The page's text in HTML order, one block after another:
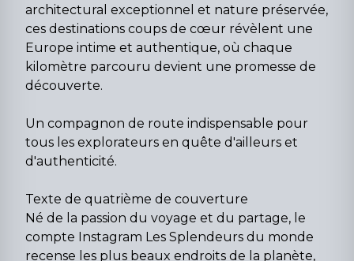
architectural exceptionnel et nature préservée,
ces destinations coups de cœur révèlent une
Europe intime et authentique, où chaque
kilomètre parcouru devient une promesse de
découverte.
Un compagnon de route indispensable pour
tous les explorateurs en quête d'ailleurs et
d'authenticité.
Texte de quatrième de couverture
Né de la passion du voyage et du partage, le
compte Instagram Les Splendeurs du monde
recense les plus beaux endroits de la planète,